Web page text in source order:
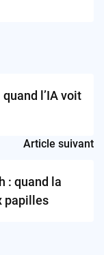
l’IA voit
Article suivant
: quand la
papilles